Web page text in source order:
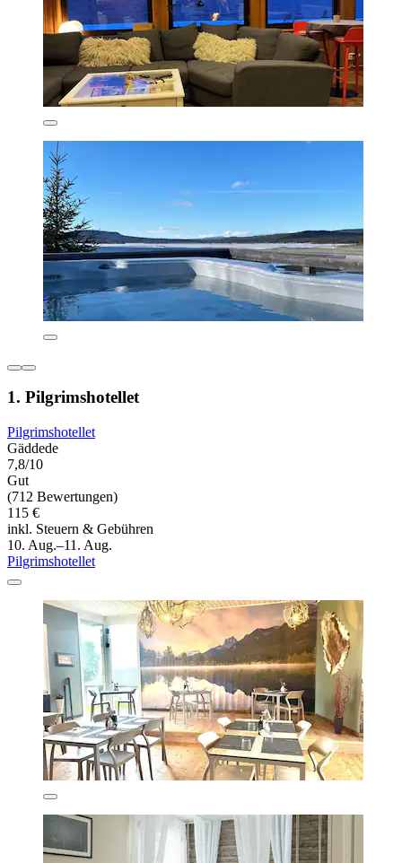
1. Pilgrimshotellet
Pilgrimshotellet
Gäddede
7,8/10
Gut
(712 Bewertungen)
115 €
inkl. Steuern & Gebühren
10. Aug.–11. Aug.
Pilgrimshotellet